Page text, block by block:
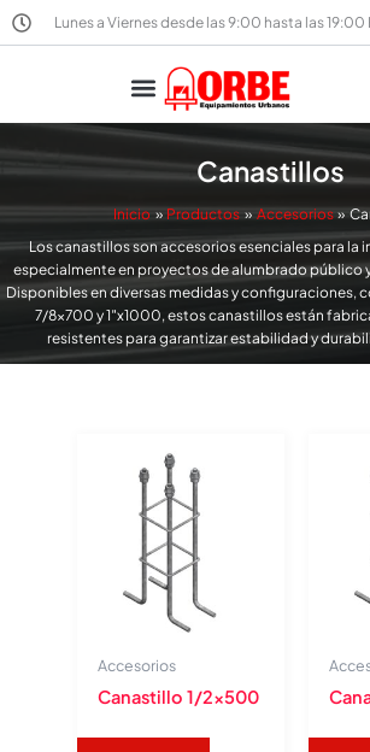
al
Lunes a Viernes desde las 9:00 hasta las 19:00
Canastillos
Inicio Productos Accesorios
Los canastillos son accesorios esenciales para la
especialmente en proyectos de alumbrado público
Disponibles en diversas medidas y configuraciones,
7/8×700 y 1″x1000, estos canastillos están
resistentes para garantizar estabilidad y
Accesorios
Canastillo 1/2×500